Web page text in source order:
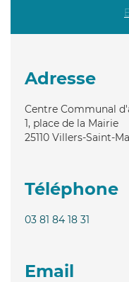
Adresse
Centre Communal
1, place de la Mairie
25110 Villers-Saint-
Téléphone
03 81 84 18 31
Email